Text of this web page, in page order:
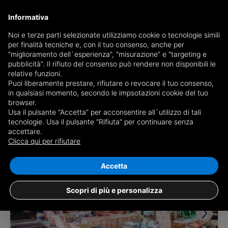
Receive a copy of the newspaper by mail
Choose newspaper
2 results for
Cellatica
Informativa
Noi e terze parti selezionate utilizziamo cookie o tecnologie simili
per finalità tecniche e, con il tuo consenso, anche per
“miglioramento dell`esperienza”, “misurazione” e “targeting e
pubblicità”. Il rifiuto del consenso può rendere non disponibili le
relative funzioni.
Puoi liberamente prestare, rifiutare o revocare il tuo consenso,
in qualsiasi momento, secondo le impsotazioni cookie del tuo
browser.
Usa il pulsante “Accetta” per acconsentire all`utilizzo di tali
tecnologie. Usa il pulsante “Rifiuta” per continuare senza
accettare.
Clicca qui per rifiutare
Scopri di più e personalizza
Accetta